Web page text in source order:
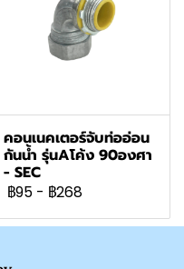
คอนเนคเตอร์จับท่ออ่อน
กันน้ำ รุ่นAโค้ง 90องศา
- SEC
฿95 - ฿268